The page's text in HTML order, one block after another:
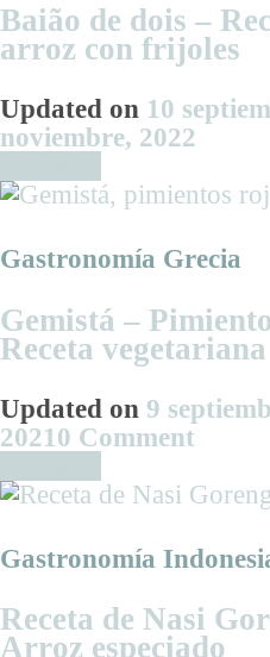
Baião de dois –
arroz con frijoles
Updated on 10
noviembre, 2022
Gastronomía Grecia
Gemistá –
Receta vegetariana
Updated on 9
2021 0 Comment
–
|
Gastronomía
Receta de Nasi
Arroz especiado